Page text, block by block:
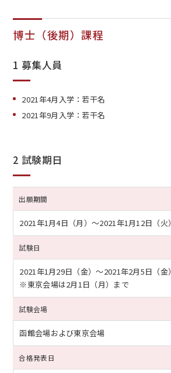
コンセプト動画
博士（後期）課程
1 募集人員
2021年4月 入学：若干名
2021年9月 入学：若干名
2 試験期日
出願期間
2021年1月4日（月） ～2021年1月12日（火）
試験日
2021年1月29日（金）～2021年2月5日（金）
※東京会場は2月1日（月）まで
試験会場
函館会場および東京会場
合格発表日